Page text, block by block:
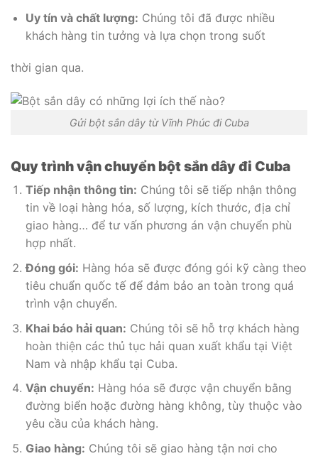
Uy tín và chất lượng: Chúng tôi đã được nhiều
khách hàng tin tưởng và lựa chọn trong suốt
thời gian qua.
Gửi bột sắn dây từ Vĩnh Phúc đi Cuba
Quy trình vận chuyển bột sắn dây đi Cuba
Tiếp nhận thông tin: Chúng tôi sẽ tiếp nhận thông
tin về loại hàng hóa, số lượng, kích thước, địa chỉ
giao hàng… để tư vấn phương án vận chuyển phù
hợp nhất.
Đóng gói: Hàng hóa sẽ được đóng gói kỹ càng theo
tiêu chuẩn quốc tế để đảm bảo an toàn trong quá
trình vận chuyển.
Khai báo hải quan: Chúng tôi sẽ hỗ trợ khách hàng
hoàn thiện các thủ tục hải quan xuất khẩu tại Việt
Nam và nhập khẩu tại Cuba.
Vận chuyển: Hàng hóa sẽ được vận chuyển bằng
đường biển hoặc đường hàng không, tùy thuộc vào
yêu cầu của khách hàng.
Giao hàng: Chúng tôi sẽ giao hàng tận nơi cho